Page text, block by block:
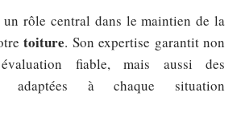
rôle central dans le maintien de la
toiture. Son expertise garantit non
fiable, mais aussi des
adaptées à chaque situation